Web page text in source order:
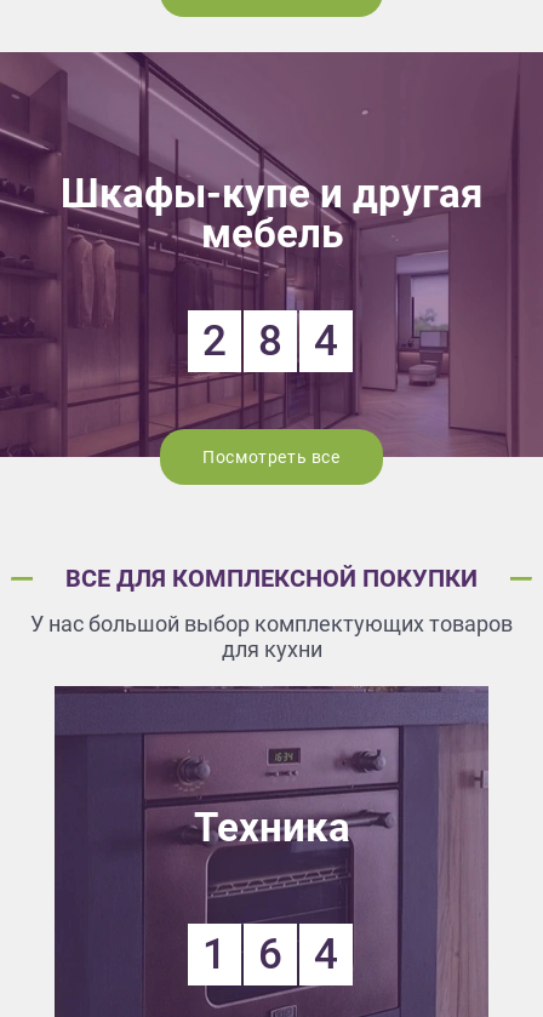
Шкафы-купе и другая
мебель
2 8 4
Посмотреть все
ВСЕ ДЛЯ КОМПЛЕКСНОЙ ПОКУПКИ
У нас большой выбор комплектующих товаров
для кухни
Техника
1 6 4